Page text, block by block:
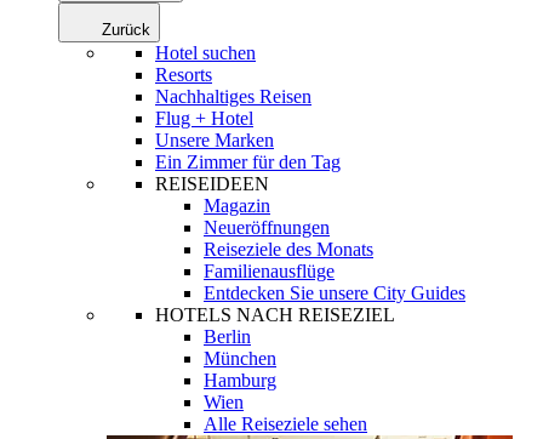
Zurück
Hotel suchen
Resorts
Nachhaltiges Reisen
Flug + Hotel
Unsere Marken
Ein Zimmer für den Tag
REISEIDEEN
Magazin
Neueröffnungen
Reiseziele des Monats
Familienausflüge
Entdecken Sie unsere City Guides
HOTELS NACH REISEZIEL
Berlin
München
Hamburg
Wien
Alle Reiseziele sehen